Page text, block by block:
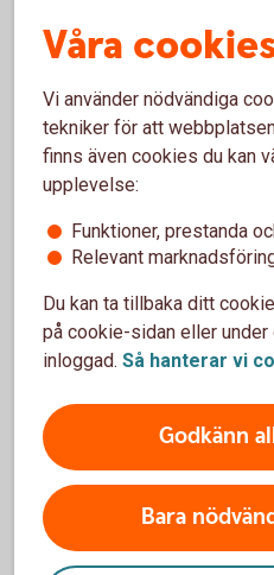
vi verkligen kunnat göra
miljoner kronor gör Västra
pengarna. Vi har hittat en god
Västergötlands Travsällskap
givande samarbete.
kretsloppet är en viktig del av
framtid. Mår vårt
människor att trivas med att
vara en del av den här
att det kommer ge många
Det nya ridhuset som ska stå
nybyggnation, under
Sparbanken Horse Arena.
Våra
Vi använder nödvändiga
tekniker för att
finns även cookies du kan
upplevelse:
Funktioner, prestanda
Relevant
Du kan ta tillbaka ditt
på cookie-sidan eller under
inloggad. Så hanterar vi
Godkänn
Bara